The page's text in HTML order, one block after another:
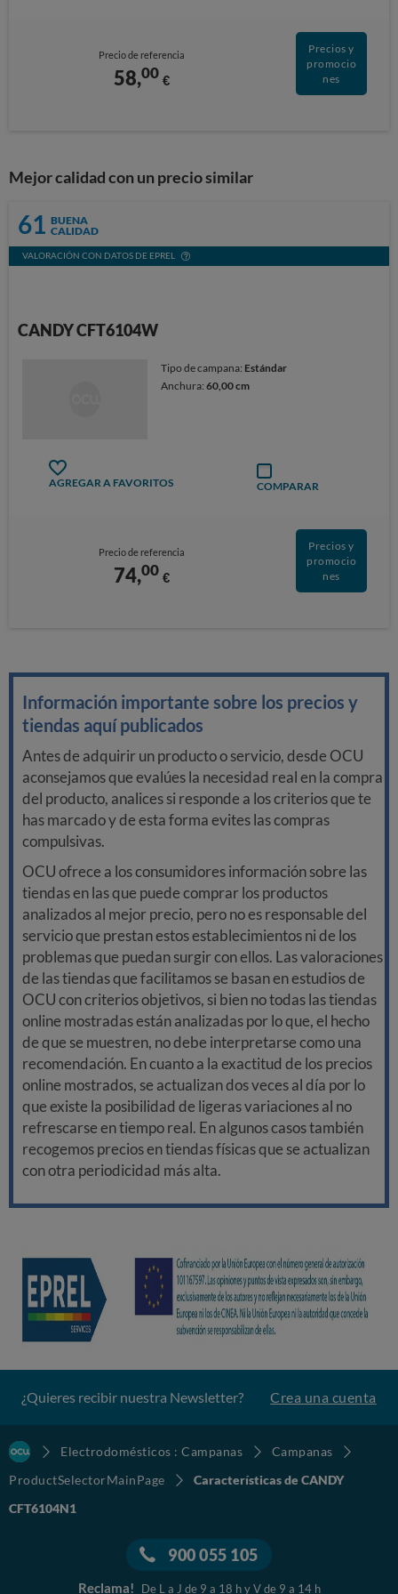
Precio de referencia
58,00 €
Precios y
promocio
nes
Mejor calidad con un precio similar
61 BUENA
CALIDAD
VALORACIÓN CON DATOS DE EPREL
CANDY CFT6104W
Tipo de campana: Estándar
Anchura:60,00 cm
AGREGAR A FAVORITOS COMPARAR
Precio de referencia
74,00 €
Precios y
promocio
nes
Información importante sobre los precios y
tiendas aquí publicados
Antes de adquirir un producto o servicio, desde OCU
aconsejamos que evalúes la necesidad real en la compra
del producto, analices si responde a los criterios que te
has marcado y de esta forma evites las compras
compulsivas.
OCU ofrece a los consumidores información sobre las
tiendas en las que puede comprar los productos
analizados al mejor precio, pero no es responsable del
servicio que prestan estos establecimientos ni de los
problemas que puedan surgir con ellos. Las valoraciones
de las tiendas que facilitamos se basan en estudios de
OCU con criterios objetivos, si bien no todas las tiendas
online mostradas están analizadas por lo que, el hecho
de que se muestren, no debe interpretarse como una
recomendación. En cuanto a la exactitud de los precios
online mostrados, se actualizan dos veces al día por lo
que existe la posibilidad de ligeras variaciones al no
refrescarse en tiempo real. En algunos casos también
recogemos precios en tiendas físicas que se actualizan
con otra periodicidad más alta.
¿Quieres recibir nuestra Newsletter? Crea una cuenta
Electrodomésticos : Campanas
Campanas
ProductSelectorMainPage
Características de CANDY
CFT6104N1
900 055 105
Reclama! De L a J de 9 a 18 h y V de 9 a 14 h